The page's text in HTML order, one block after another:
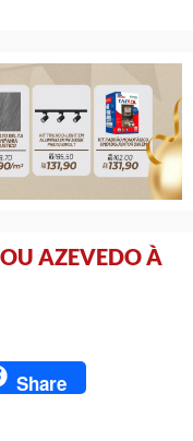
AZEVEDO À
Share